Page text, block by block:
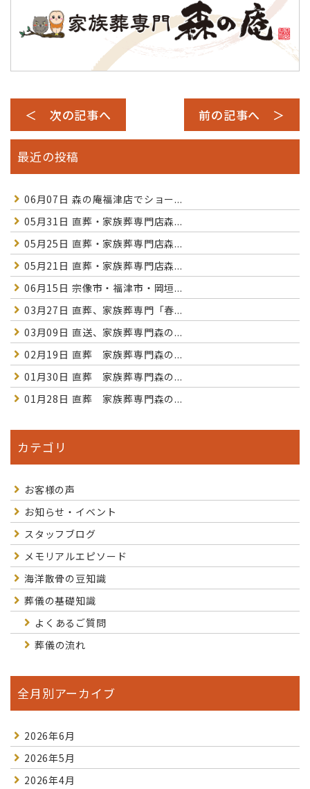
＜ 次の記事へ 前の記事へ ＞
最近の投稿
06月07日 森の庵福津店でショー...
05月31日 直葬・家族葬専門店森...
05月25日 直葬・家族葬専門店森...
05月21日 直葬・家族葬専門店森...
06月15日 宗像市・福津市・岡垣...
03月27日 直葬、家族葬専門「春...
03月09日 直送、家族葬専門森の...
02月19日 直葬 家族葬専門森の...
01月30日 直葬 家族葬専門森の...
01月28日 直葬 家族葬専門森の...
カテゴリ
お客様の声
お知らせ・イベント
スタッフブログ
メモリアルエピソード
海洋散骨の豆知識
葬儀の基礎知識
よくあるご質問
葬儀の流れ
全月別アーカイブ
2026年6月
2026年5月
2026年4月